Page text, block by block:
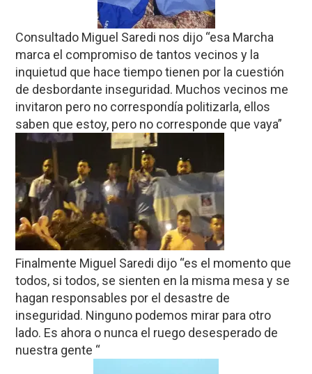
Consultado Miguel Saredi nos dijo “esa Marcha
marca el compromiso de tantos vecinos y la
inquietud que hace tiempo tienen por la cuestión
de desbordante inseguridad. Muchos vecinos me
invitaron pero no correspondía politizarla, ellos
saben que estoy, pero no corresponde que vaya”
Finalmente Miguel Saredi dijo “es el momento que
todos, si todos, se sienten en la misma mesa y se
hagan responsables por el desastre de
inseguridad. Ninguno podemos mirar para otro
lado. Es ahora o nunca el ruego desesperado de
nuestra gente “